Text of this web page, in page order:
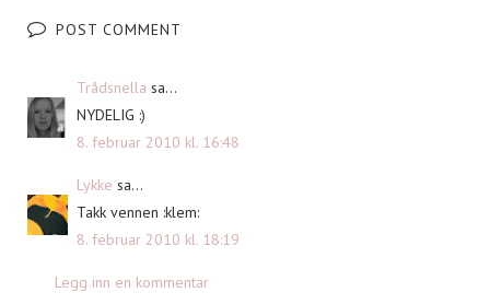
POST COMMENT
Trådsnella sa...
NYDELIG :)
8. februar 2010 kl. 16:48
Lykke sa...
Takk vennen :klem:
8. februar 2010 kl. 18:19
Legg inn en kommentar